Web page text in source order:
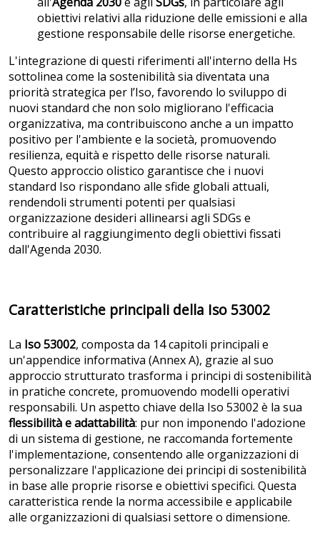
obiettivi relativi alla riduzione delle emissioni e alla
gestione responsabile delle risorse energetiche.
L'integrazione di questi riferimenti all'interno della Hs
sottolinea come la sostenibilità sia diventata una
priorità strategica per l’Iso, favorendo lo sviluppo di
nuovi standard che non solo migliorano l'efficacia
organizzativa, ma contribuiscono anche a un impatto
positivo per l'ambiente e la società, promuovendo
resilienza, equità e rispetto delle risorse naturali.
Questo approccio olistico garantisce che i nuovi
standard Iso rispondano alle sfide globali attuali,
rendendoli strumenti potenti per qualsiasi
organizzazione desideri allinearsi agli SDGs e
contribuire al raggiungimento degli obiettivi fissati
dall'Agenda 2030.
Caratteristiche principali della Iso 53002
La Iso 53002, composta da 14 capitoli principali e
un'appendice informativa (Annex A), grazie al suo
approccio strutturato trasforma i principi di sostenibilità
in pratiche concrete, promuovendo modelli operativi
responsabili. Un aspetto chiave della Iso 53002 è la sua
flessibilità e adattabilità: pur non imponendo l'adozione
di un sistema di gestione, ne raccomanda fortemente
l'implementazione, consentendo alle organizzazioni di
personalizzare l'applicazione dei principi di sostenibilità
in base alle proprie risorse e obiettivi specifici. Questa
caratteristica rende la norma accessibile e applicabile
alle organizzazioni di qualsiasi settore o dimensione.